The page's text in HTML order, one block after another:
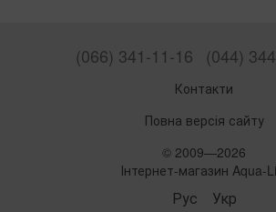
(066) 341-11-16 (044)
Контакти
Повна версія сайту
© 2009—2026
Інтернет-магазин Aqua-
Рус Укр